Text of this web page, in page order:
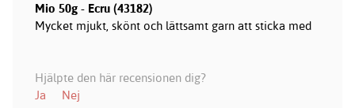
Mio 50g - Ecru (43182)
Mycket mjukt, skönt och lättsamt garn att sticka med
Hjälpte den här recensionen dig?
Ja
Nej